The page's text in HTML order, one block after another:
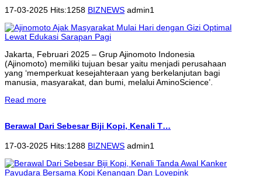
17-03-2025 Hits:1258 BIZNEWS admin1
Jakarta, Februari 2025 – Grup Ajinomoto Indonesia
(Ajinomoto) memiliki tujuan besar yaitu menjadi perusahaan
yang ‘memperkuat kesejahteraan yang berkelanjutan bagi
manusia, masyarakat, dan bumi, melalui AminoScience’.
Read more
Berawal Dari Sebesar Biji Kopi, Kenali T…
17-03-2025 Hits:1288 BIZNEWS admin1